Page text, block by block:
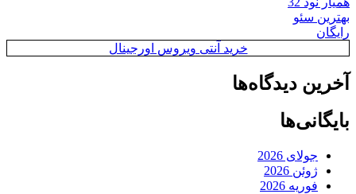
بهترین سئو
رایگان
خرید آنتی ویروس اورجینال
آخرین دیدگاه‌ها
بایگانی‌ها
جولای 2026
ژوئن 2026
فوریه 2026